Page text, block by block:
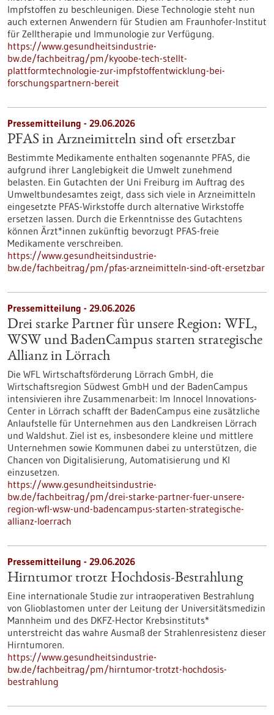
Impfstoffen zu beschleunigen. Diese Technologie steht nun
auch externen Anwendern für Studien am Fraunhofer-Institut
für Zelltherapie und Immunologie zur Verfügung.
https://www.gesundheitsindustrie-
bw.de/fachbeitrag/pm/kyoobe-tech-stellt-
plattformtechnologie-zur-impfstoffentwicklung-bei-
forschungspartnern-bereit
Pressemitteilung - 29.06.2026
PFAS in Arzneimitteln sind oft ersetzbar
Bestimmte Medikamente enthalten sogenannte PFAS, die
aufgrund ihrer Langlebigkeit die Umwelt zunehmend
belasten. Ein Gutachten der Uni Freiburg im Auftrag des
Umweltbundesamtes zeigt, dass sich viele in Arzneimitteln
eingesetzte PFAS-Wirkstoffe durch alternative Wirkstoffe
ersetzen lassen. Durch die Erkenntnisse des Gutachtens
können Ärzt*innen zukünftig bevorzugt PFAS-freie
Medikamente verschreiben.
https://www.gesundheitsindustrie-
bw.de/fachbeitrag/pm/pfas-arzneimitteln-sind-oft-ersetzbar
Pressemitteilung - 29.06.2026
Drei starke Partner für unsere Region: WFL,
WSW und BadenCampus starten strategische
Allianz in Lörrach
Die WFL Wirtschaftsförderung Lörrach GmbH, die
Wirtschaftsregion Südwest GmbH und der BadenCampus
intensivieren ihre Zusammenarbeit: Im Innocel Innovations-
Center in Lörrach schafft der BadenCampus eine zusätzliche
Anlaufstelle für Unternehmen aus den Landkreisen Lörrach
und Waldshut. Ziel ist es, insbesondere kleine und mittlere
Unternehmen sowie Kommunen dabei zu unterstützen, die
Chancen von Digitalisierung, Automatisierung und KI
einzusetzen.
https://www.gesundheitsindustrie-
bw.de/fachbeitrag/pm/drei-starke-partner-fuer-unsere-
region-wfl-wsw-und-badencampus-starten-strategische-
allianz-loerrach
Pressemitteilung - 29.06.2026
Hirntumor trotzt Hochdosis-Bestrahlung
Eine internationale Studie zur intraoperativen Bestrahlung
von Glioblastomen unter der Leitung der Universitätsmedizin
Mannheim und des DKFZ-Hector Krebsinstituts*
unterstreicht das wahre Ausmaß der Strahlenresistenz dieser
Hirntumoren.
https://www.gesundheitsindustrie-
bw.de/fachbeitrag/pm/hirntumor-trotzt-hochdosis-
bestrahlung